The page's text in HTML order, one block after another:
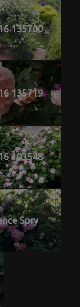
135700
135719
103548
Spry